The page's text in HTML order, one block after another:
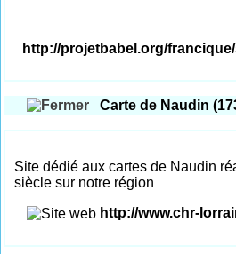
http://projetbabel.org/
Carte de Naudin
Site dédié aux cartes de Naudin
siècle sur notre région
http://www.chr-